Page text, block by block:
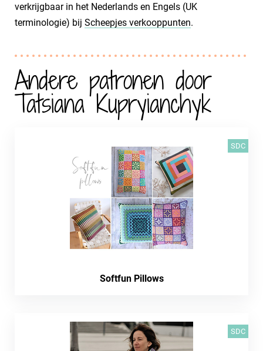
verkrijgbaar in het Nederlands en Engels (UK
terminologie) bij Scheepjes verkooppunten.
Andere patronen door
Tatsiana Kupryianchyk
SDC
Softfun Pillows
SDC